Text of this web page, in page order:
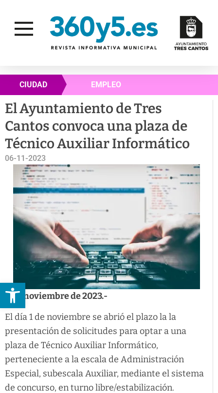
Abrir barra de herramientas
CIUDAD EMPLEO
El Ayuntamiento de Tres
Cantos convoca una plaza de
Técnico Auxiliar Informático
06-11-2023
6 de noviembre de 2023.-
El día 1 de noviembre se abrió el plazo la la
presentación de solicitudes para optar a una
plaza de Técnico Auxiliar Informático,
perteneciente a la escala de Administración
Especial, subescala Auxiliar, mediante el sistema
de concurso, en turno libre/estabilización.